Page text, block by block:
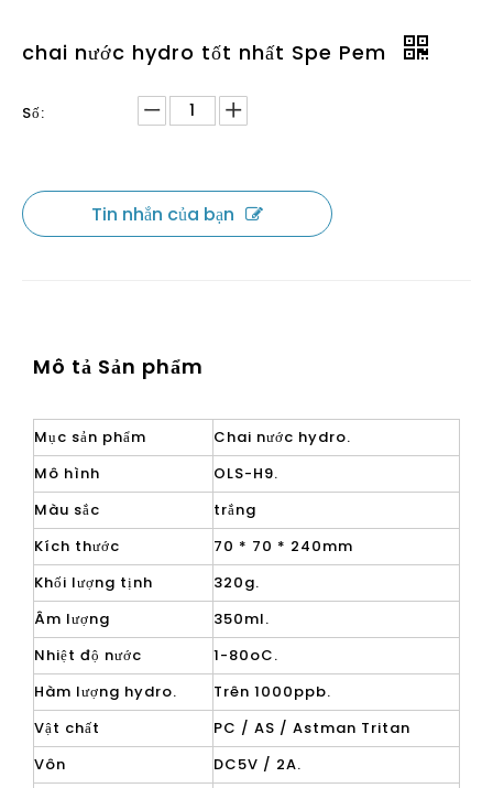
chai nước hydro tốt nhất Spe Pem
Số:
Tin nhắn của bạn
Mô tả Sản phẩm
Mục sản phẩm
Chai nước hydro.
Mô hình
OLS-H9.
Màu sắc
trắng
Kích thước
70 * 70 * 240mm
Khối lượng tịnh
320g.
Âm lượng
350ml.
Nhiệt độ nước
1-80oC.
Hàm lượng hydro.
Trên 1000ppb.
Vật chất
PC / AS / Astman Tritan
Vôn
DC5V / 2A.